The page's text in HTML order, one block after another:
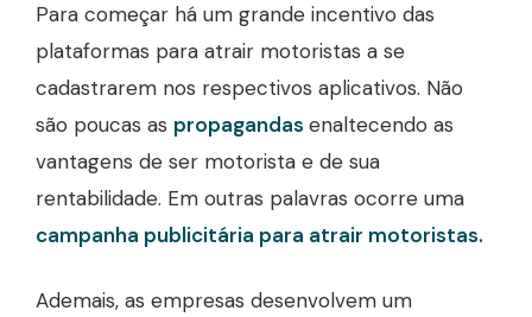
Para começar há um grande incentivo das
plataformas para atrair motoristas a se
cadastrarem nos respectivos aplicativos. Não
são poucas as propagandas enaltecendo as
vantagens de ser motorista e de sua
rentabilidade. Em outras palavras ocorre uma
campanha publicitária para atrair motoristas.
Ademais, as empresas desenvolvem um